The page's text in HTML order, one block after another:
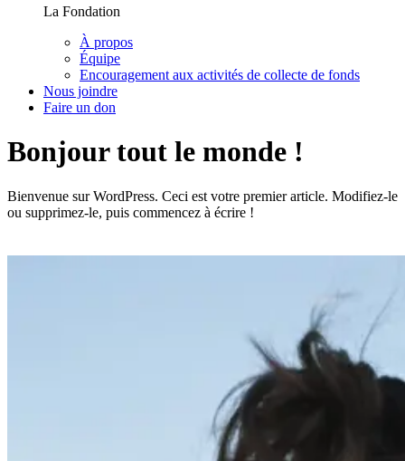
La Fondation
À propos
Équipe
Encouragement aux activités de collecte de fonds
Nous joindre
Faire un don
Bonjour tout le monde !
Bienvenue sur WordPress. Ceci est votre premier article. Modifiez-le
ou supprimez-le, puis commencez à écrire !